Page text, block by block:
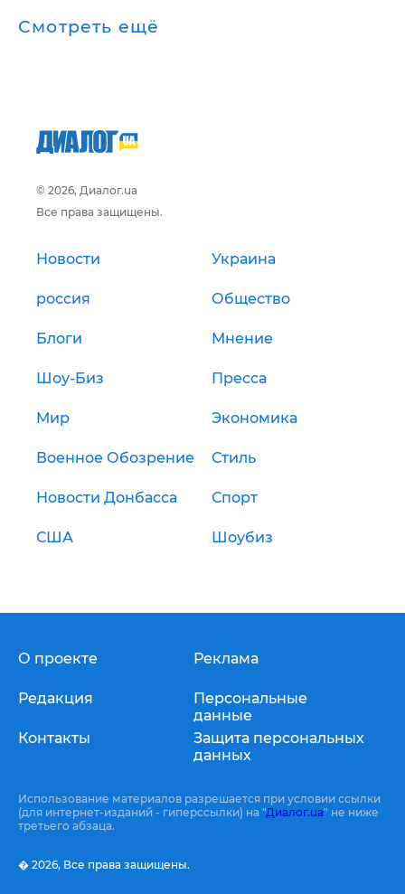
Смотреть ещё
© 2026, Диалог.ua
Все права защищены.
Новости Украина
россия Общество
Блоги Мнение
Шоу-Биз Пресса
Мир Экономика
Военное Обозрение Стиль
Новости Донбасса Спорт
США Шоубиз
О проекте
Редакция
Контакты
Реклама
Персональные
данные
Защита персональных
данных
Использование материалов разрешается при условии ссылки
(для интернет-изданий - гиперссылки) на "Диалог.ua" не ниже
третьего абзаца.
� 2026, Все права защищены.